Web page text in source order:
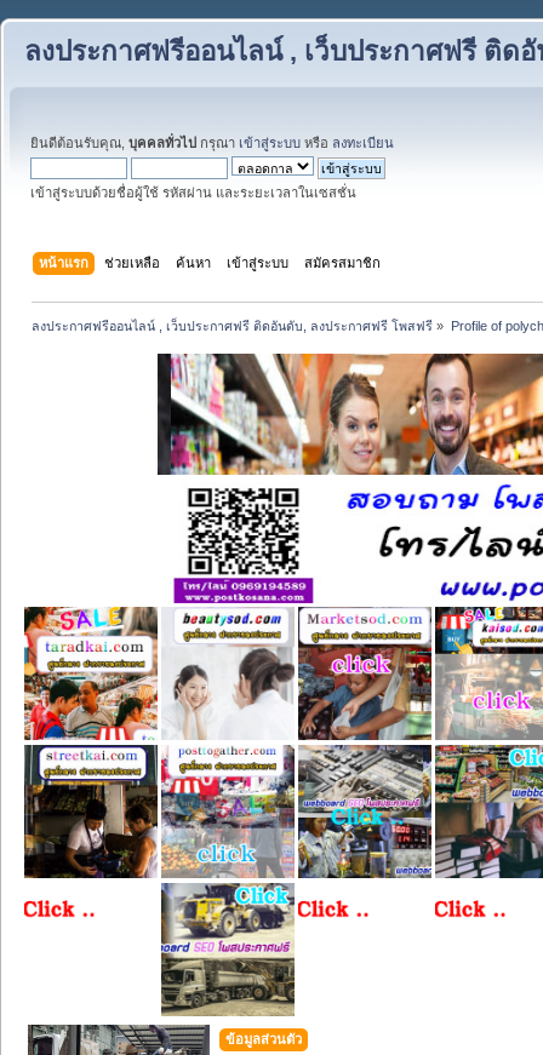
ลงประกาศฟรีออนไลน์ , เว็บประกาศฟรี ติด
ยินดีต้อนรับคุณ, บุคคลทั่วไป กรุณา เข้าสู่ระบบ หรือ ลงทะเบียน
เข้าสู่ระบบด้วยชื่อผู้ใช้ รหัสผ่าน และระยะเวลาในเซสชั่น
หน้าแรก ช่วยเหลือ ค้นหา เข้าสู่ระบบ สมัครสมาชิก
ลงประกาศฟรีออนไลน์ , เว็บประกาศฟรี ติดอันดับ, ลงประกาศฟรี โพสฟรี » Profile of
ข้อมูลส่วนตัว